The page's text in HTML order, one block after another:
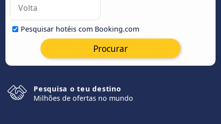
Pesquisar hotéis com Booking.com
Procurar
Pesquisa o teu destino
Milhões de ofertas no mundo